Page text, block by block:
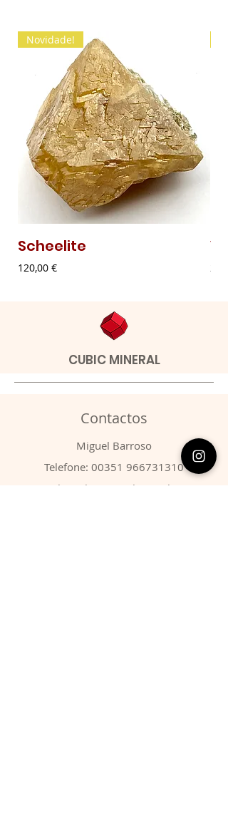
Novidade!
Scheelite
Preço
120,00 €
CUBIC MINERAL
Contactos
​Miguel Barroso
Telefone: 00351 966731310
Email:
migbarroso@hotmail.com